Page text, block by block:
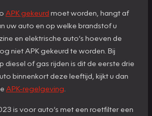
APK gekeurd moet worden, hangt af
uw auto en op welke brandstof u
en elektrische auto’s hoeven de
niet APK gekeurd te worden. Bij
diesel of gas rijden is dit de eerste drie
binnenkort deze leeftijd, kijkt u dan
APK-regelgeving
is voor auto’s met een roetfilter een